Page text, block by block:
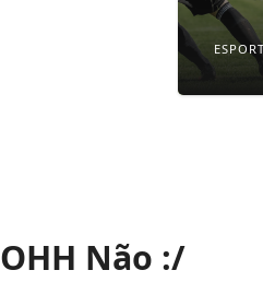
OHH Não :/